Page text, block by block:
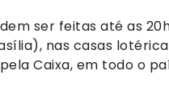
ser feitas até as
nas casas
Caixa, em todo o